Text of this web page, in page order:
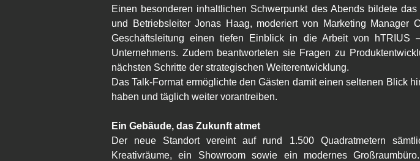
Einen besonderen inhaltlichen Schwerpunkt des Abends bildete
und Betriebsleiter Jonas Haag, moderiert von Marketing
Geschäftsleitung einen tiefen Einblick in die Arbeit von
Unternehmens. Zudem beantworteten sie Fragen zu
nächsten Schritte der strategischen Weiterentwicklung.
Das Talk-Format ermöglichte den Gästen damit einen seltenen Blick
haben und täglich weiter vorantreiben.
Ein Gebäude, das Zukunft atmet
Der neue Standort vereint auf rund 1.500 Quadratmetern
Kreativräume, ein Showroom sowie ein modernes